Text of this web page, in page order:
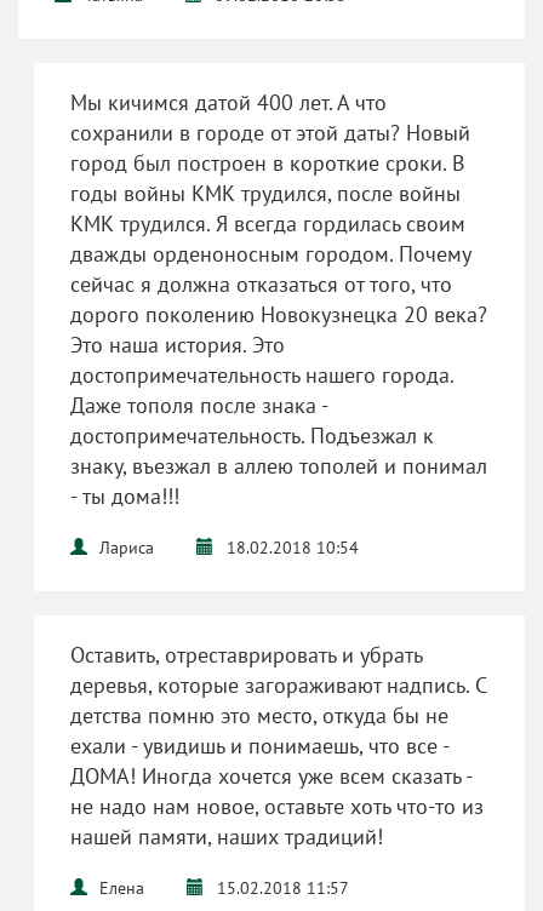
Мы кичимся датой 400 лет. А что
сохранили в городе от этой даты? Новый
город был построен в короткие сроки. В
годы войны КМК трудился, после войны
КМК трудился. Я всегда гордилась своим
дважды орденоносным городом. Почему
сейчас я должна отказаться от того, что
дорого поколению Новокузнецка 20 века?
Это наша история. Это
достопримечательность нашего города.
Даже тополя после знака -
достопримечательность. Подъезжал к
знаку, въезжал в аллею тополей и понимал
- ты дома!!!
Лариса 18.02.2018 10:54
Оставить, отреставрировать и убрать
деревья, которые загораживают надпись. С
детства помню это место, откуда бы не
ехали - увидишь и понимаешь, что все -
ДОМА! Иногда хочется уже всем сказать -
не надо нам новое, оставьте хоть что-то из
нашей памяти, наших традиций!
Елена 15.02.2018 11:57